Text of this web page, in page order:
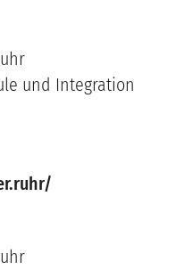
und Integration